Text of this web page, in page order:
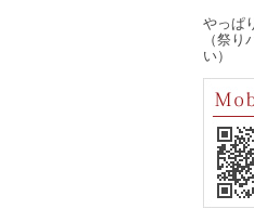
やっぱ
（祭り
い）